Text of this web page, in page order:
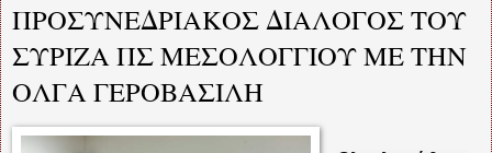
ΠΡΟΣΥΝΕΔΡΙΑΚΟΣ ΔΙΑΛΟΓΟΣ ΤΟΥ
ΣΥΡΙΖΑ ΠΣ ΜΕΣΟΛΟΓΓΙΟΥ ΜΕ ΤΗΝ
ΟΛΓΑ ΓΕΡΟΒΑΣΙΛΗ